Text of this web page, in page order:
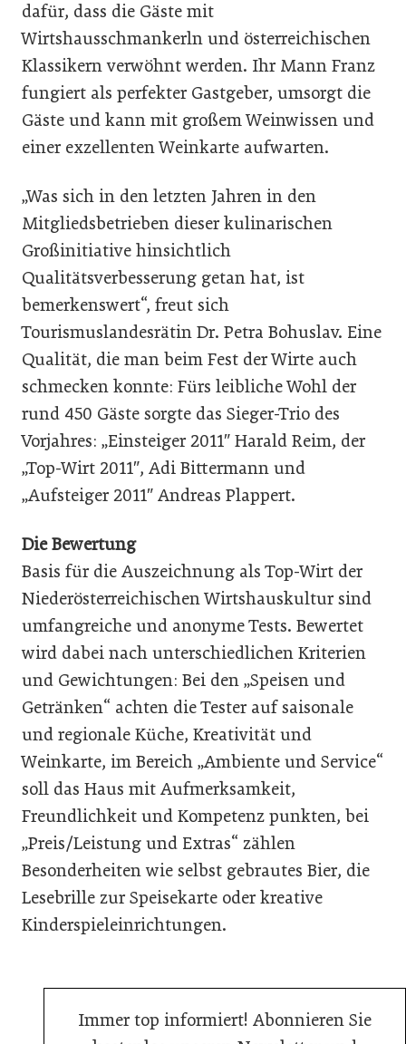
dafür, dass die Gäste mit
Wirtshausschmankerln und österreichischen
Klassikern verwöhnt werden. Ihr Mann Franz
fungiert als perfekter Gastgeber, umsorgt die
Gäste und kann mit großem Weinwissen und
einer exzellenten Weinkarte aufwarten.
„Was sich in den letzten Jahren in den
Mitgliedsbetrieben dieser kulinarischen
Großinitiative hinsichtlich
Qualitätsverbesserung getan hat, ist
bemerkenswert“, freut sich
Tourismuslandesrätin Dr. Petra Bohuslav. Eine
Qualität, die man beim Fest der Wirte auch
schmecken konnte: Fürs leibliche Wohl der
rund 450 Gäste sorgte das Sieger-Trio des
Vorjahres: „Einsteiger 2011″ Harald Reim, der
„Top-Wirt 2011″, Adi Bittermann und
„Aufsteiger 2011″ Andreas Plappert.
Die Bewertung
Basis für die Auszeichnung als Top-Wirt der
Niederösterreichischen Wirtshauskultur sind
umfangreiche und anonyme Tests. Bewertet
wird dabei nach unterschiedlichen Kriterien
und Gewichtungen: Bei den „Speisen und
Getränken“ achten die Tester auf saisonale
und regionale Küche, Kreativität und
Weinkarte, im Bereich „Ambiente und Service“
soll das Haus mit Aufmerksamkeit,
Freundlichkeit und Kompetenz punkten, bei
„Preis/Leistung und Extras“ zählen
Besonderheiten wie selbst gebrautes Bier, die
Lesebrille zur Speisekarte oder kreative
Kinderspieleinrichtungen.
Immer top informiert! Abonnieren Sie